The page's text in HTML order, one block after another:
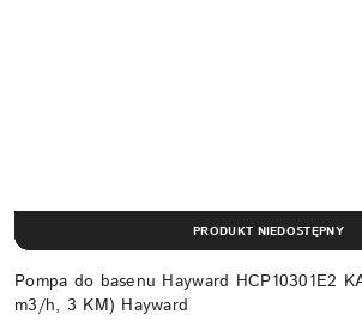
Pompa do basenu Hayward HCP10301E2
m3/h, 3 KM) Hayward
PRODUKT NIEDOSTĘPNY